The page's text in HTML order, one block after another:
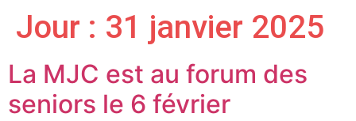
Jour : 31 janvier 2025
La MJC est au forum des
seniors le 6 février